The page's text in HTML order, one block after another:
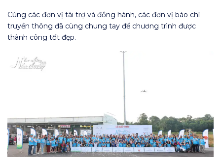
Cùng các đơn vị tài trợ và đồng hành, các đơn vị báo chí
truyền thông đã cùng chung tay để chương trình được
thành công tốt đẹp.